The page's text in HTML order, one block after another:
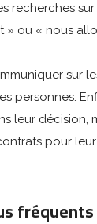
recherches
ou « nous
sur
personnes.
leur décision,
pour